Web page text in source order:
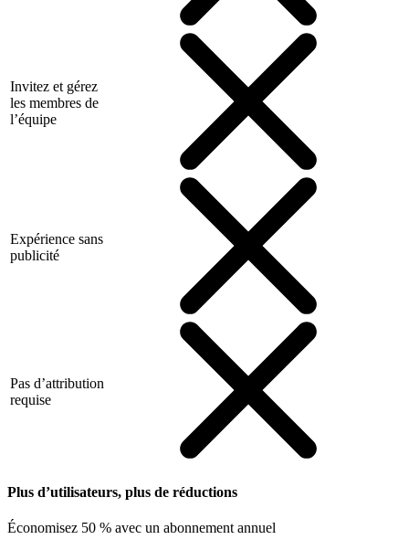
Invitez et gérez
les membres de
l’équipe
Expérience sans
publicité
Pas d’attribution
requise
Plus d’utilisateurs, plus de réductions
Économisez 50 % avec un abonnement annuel